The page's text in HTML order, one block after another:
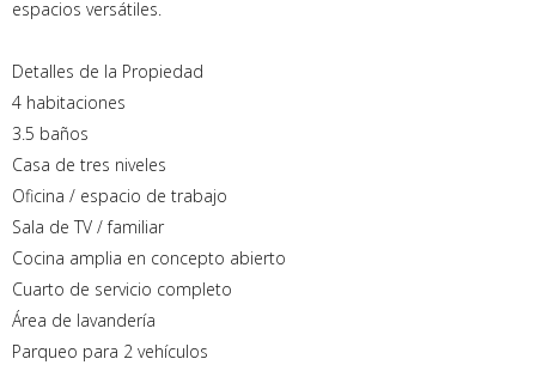
espacios versátiles.
Detalles de la Propiedad
4 habitaciones
3.5 baños
Casa de tres niveles
Oficina / espacio de trabajo
Sala de TV / familiar
Cocina amplia en concepto abierto
Cuarto de servicio completo
Área de lavandería
Parqueo para 2 vehículos